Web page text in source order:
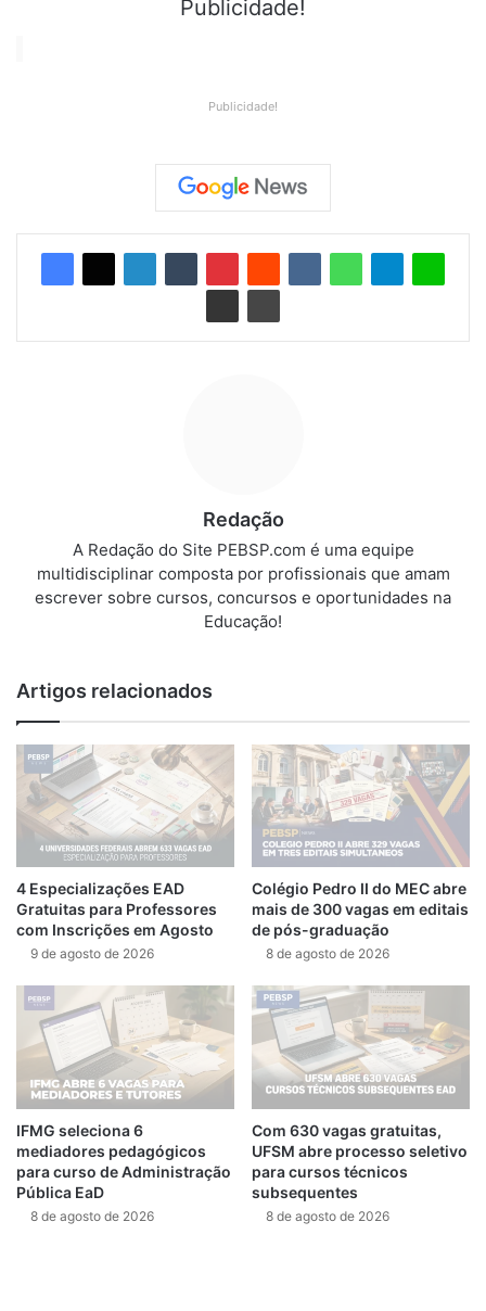
Publicidade!
Publicidade!
Redação
A Redação do Site PEBSP.com é uma equipe
multidisciplinar composta por profissionais que amam
escrever sobre cursos, concursos e oportunidades na
Educação!
Artigos relacionados
4 Especializações EAD
Gratuitas para Professores
com Inscrições em Agosto
9 de agosto de 2026
Colégio Pedro II do MEC abre
mais de 300 vagas em editais
de pós-graduação
8 de agosto de 2026
IFMG seleciona 6
mediadores pedagógicos
para curso de Administração
Pública EaD
8 de agosto de 2026
Com 630 vagas gratuitas,
UFSM abre processo seletivo
para cursos técnicos
subsequentes
8 de agosto de 2026